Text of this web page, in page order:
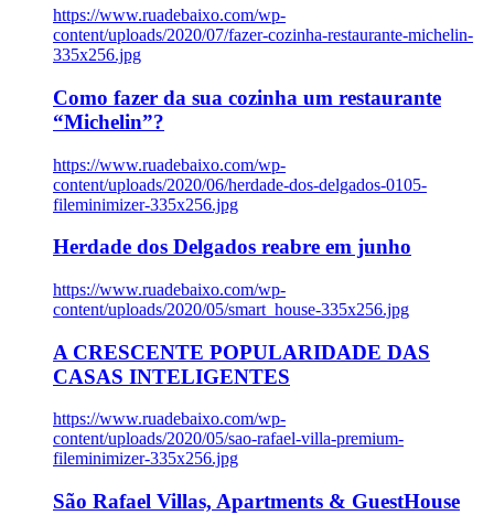
https://www.ruadebaixo.com/wp-
content/uploads/2020/07/fazer-cozinha-restaurante-michelin-
335x256.jpg
Como fazer da sua cozinha um restaurante
“Michelin”?
https://www.ruadebaixo.com/wp-
content/uploads/2020/06/herdade-dos-delgados-0105-
fileminimizer-335x256.jpg
Herdade dos Delgados reabre em junho
https://www.ruadebaixo.com/wp-
content/uploads/2020/05/smart_house-335x256.jpg
A CRESCENTE POPULARIDADE DAS
CASAS INTELIGENTES
https://www.ruadebaixo.com/wp-
content/uploads/2020/05/sao-rafael-villa-premium-
fileminimizer-335x256.jpg
São Rafael Villas, Apartments & GuestHouse